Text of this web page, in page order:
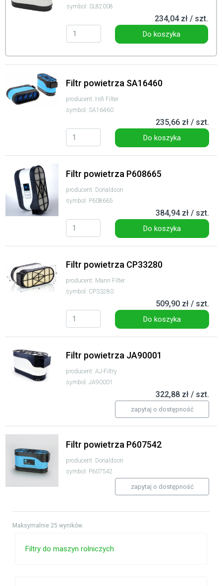
Filtry do maszyn rolniczych
symbol: SL82008
234,04 zł / szt.
Do koszyka
Filtr powietrza SA16460
producent: Hifi Filter
symbol: SA16460
235,66 zł / szt.
Do koszyka
Filtr powietrza P608665
producent: Donaldson
symbol: P608665
384,94 zł / szt.
Do koszyka
Filtr powietrza CP33280
producent: Mann Filter
symbol: CP33280
509,90 zł / szt.
Do koszyka
Filtr powietrza JA90001
producent: AJ-Filtry
symbol: JA90001
322,88 zł / szt.
zapytaj o dostępność
Filtr powietrza P607542
producent: Donaldson
symbol: P607542
zapytaj o dostępność
Maksymalnie 25 wyników.